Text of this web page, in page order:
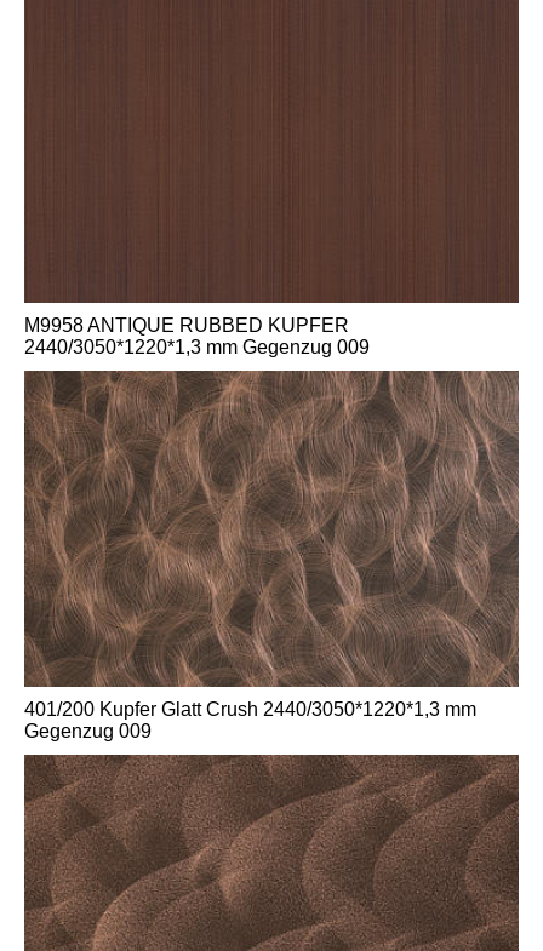
M9958 ANTIQUE RUBBED KUPFER
2440/3050*1220*1,3 mm Gegenzug 009
401/200 Kupfer Glatt Crush 2440/3050*1220*1,3 mm
Gegenzug 009